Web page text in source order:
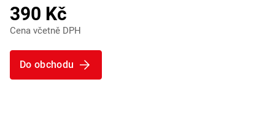
390 Kč
Cena včetně DPH
Do obchodu